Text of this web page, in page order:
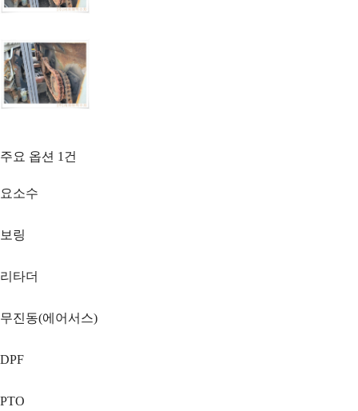
주요 옵션 1 건
요소수
보링
리타더
무진동(에어서스)
DPF
PTO